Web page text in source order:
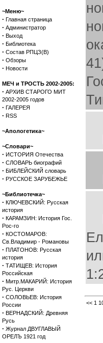
~Меню~
· Главная страница
· Администратор
· Выход
· Библиотека
· Состав РПЦЗ(В)
· Обзоры
· Новости
МЕЧ и ТРОСТЬ 2002-2005:
· АРХИВ СТАРОГО МИТ
2002-2005 годов
· ГАЛЕРЕЯ
· RSS
~Апологетика~
~Словари~
· ИСТОРИЯ Отечества
· СЛОВАРЬ биографий
· БИБЛЕЙСКИЙ словарь
· РУССКОЕ ЗАРУБЕЖЬЕ
~Библиотечка~
· КЛЮЧЕВСКИЙ: Русская
история
· КАРАМЗИН: История Гос.
Рос-го
· КОСТОМАРОВ:
Св.Владимир - Романовы
· ПЛАТОНОВ: Русская
история
· ТАТИЩЕВ: История
Российская
· Митр.МАКАРИЙ: История
Рус. Церкви
· СОЛОВЬЕВ: История
России
· ВЕРНАДСКИЙ: Древняя
Русь
· Журнал ДВУГЛАВЫЙ
ОРЕЛЪ 1921 год
<< 1